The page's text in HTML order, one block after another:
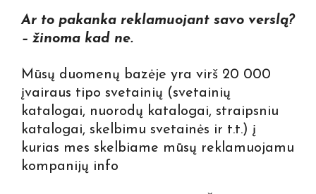
Ar to pakanka reklamuojant savo verslą?
– žinoma kad ne.
Mūsų duomenų bazėje yra virš 20 000
įvairaus tipo svetainių (svetainių
katalogai, nuorodų katalogai, straipsniu
katalogai, skelbimu svetainės ir t.t.) į
kurias mes skelbiame mūsų reklamuojamu
kompanijų info